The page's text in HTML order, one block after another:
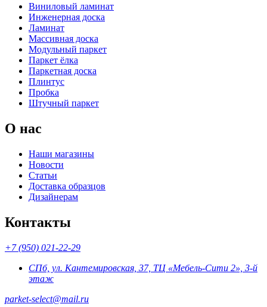
Виниловый ламинат
Инженерная доска
Ламинат
Массивная доска
Модульный паркет
Паркет ёлка
Паркетная доска
Плинтус
Пробка
Штучный паркет
О нас
Наши магазины
Новости
Статьи
Доставка образцов
Дизайнерам
Контакты
+7 (950) 021-22-29
СПб, ул. Кантемировская, 37, ТЦ «Мебель-Сити 2», 3-й
этаж
parket-select@mail.ru